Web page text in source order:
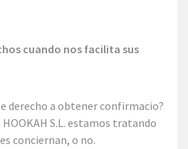
cuando nos facilita sus
derecho a obtener confirmacio?
HOOKAH S.L. estamos tratando
conciernan, o no.